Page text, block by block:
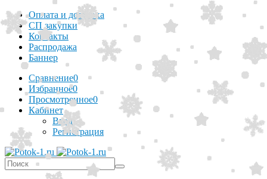
Оплата и доставка
СП закупки
Контакты
Распродажа
Баннер
Сравнение0
Избранное0
Просмотренное0
Кабинет
Вход
Регистрация